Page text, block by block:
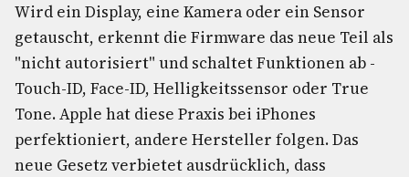
Wird ein Display, eine Kamera oder ein Sensor
getauscht, erkennt die Firmware das neue Teil als
"nicht autorisiert" und schaltet Funktionen ab -
Touch-ID, Face-ID, Helligkeitssensor oder True
Tone. Apple hat diese Praxis bei iPhones
perfektioniert, andere Hersteller folgen. Das
neue Gesetz verbietet ausdrücklich, dass